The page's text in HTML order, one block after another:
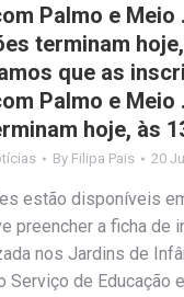
Palmo e Meio
terminam
que as
Palmo e Meio
hoje, às
By Filipa Pais 20
estão disponíveis
preencher a ficha de
nos Jardins de
Serviço de Educação